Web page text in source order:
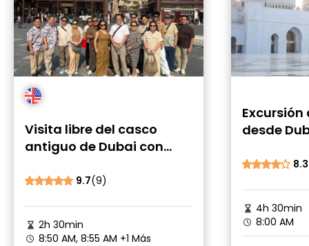
Visita libre del casco
antiguo de Dubai con
Creek y Zocos
9.7(9)
2h 30min
8:50 AM, 8:55 AM +1 Más
desde
Sheikh
8.3
4h 30min
8:00 AM